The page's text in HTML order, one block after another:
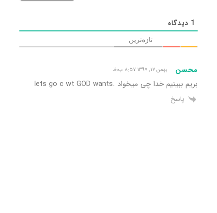
1 دیدگاه
تازه‌ترین
محسن بهمن ۱۷, ۱۳۹۷ ۸:۵۷ ب٫ظ
بریم ببینیم خدا چی میخواد .lets go c wt GOD wants
پاسخ